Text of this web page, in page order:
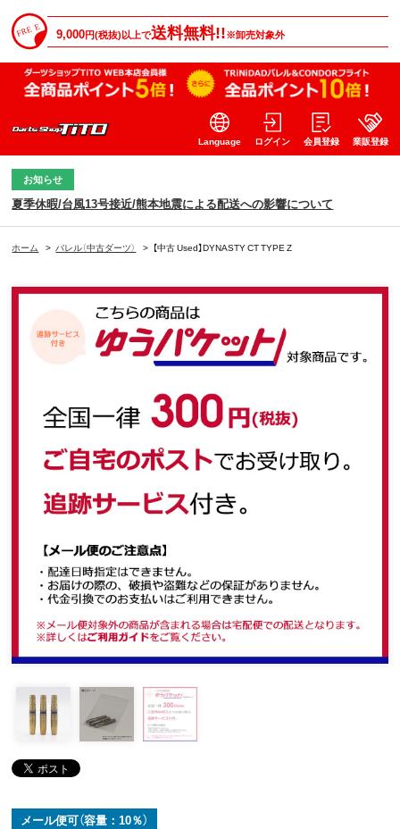
9,000円(税抜)以上で送料無料!!※卸売対象外
Language ログイン 会員登録 業販登録
お知らせ
夏季休暇/台風13号接近/熊本地震による配送への影響について
ホーム > バレル（中古ダーツ） > 【中古 Used】DYNASTY CT TYPE Z
メール便可（容量：10％）